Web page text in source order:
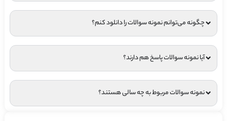
چگونه می‌توانم نمونه سوالات را دانلود کنم؟
آیا نمونه سوالات پاسخ هم دارند؟
نمونه سوالات مربوط به چه سالی هستند؟